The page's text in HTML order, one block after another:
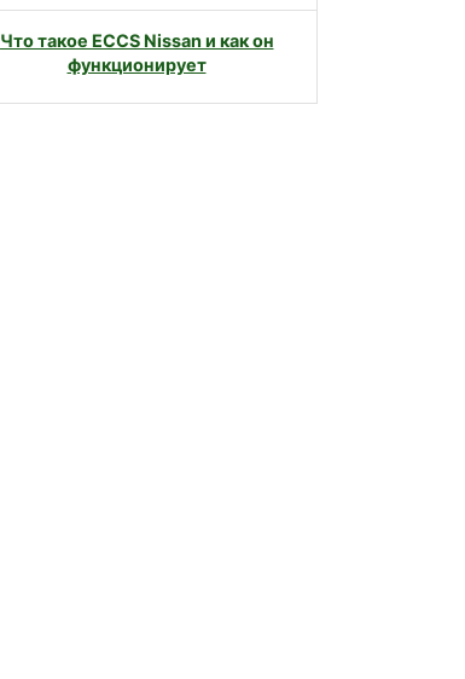
Что такое ECCS Nissan и как он
функционирует